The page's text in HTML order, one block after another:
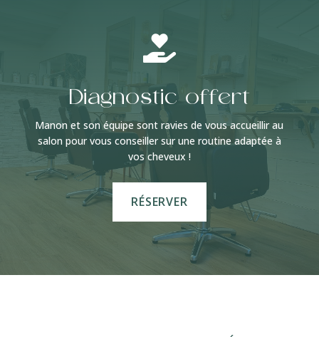

Diagnostic offert
Manon et son équipe sont ravies de vous accueillir au
salon pour vous conseiller sur une routine adaptée à
vos cheveux !
RÉSERVER